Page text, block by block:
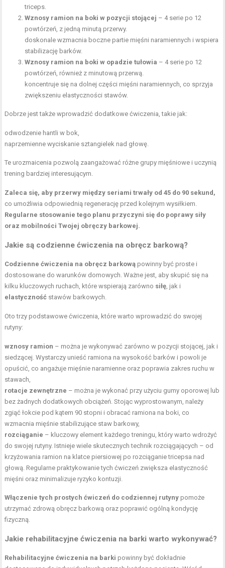
triceps.
Wznosy ramion na boki w pozycji stojącej – 4 serie po 12
powtórzeń, z jedną minutą przerwy.
doskonale wzmacnia boczne partie mięśni naramiennych i wspiera
stabilizację barków.
Wznosy ramion na boki w opadzie tułowia – 4 serie po 12
powtórzeń, również z minutową przerwą.
koncentruje się na dolnej części mięśni naramiennych, co sprzyja
zwiększeniu elastyczności stawów.
Dobrze jest także wprowadzić dodatkowe ćwiczenia, takie jak:
odwodzenie hantli w bok,
naprzemienne wyciskanie sztangielek nad głowę.
Te urozmaicenia pozwolą zaangażować różne grupy mięśniowe i uczynią
trening bardziej interesującym.
Zaleca się, aby przerwy między seriami trwały od 45 do 90 sekund,
co umożliwia odpowiednią regenerację przed kolejnym wysiłkiem.
Regularne stosowanie tego planu przyczyni się do poprawy siły
oraz mobilności Twojej obręczy barkowej.
Jakie są codzienne ćwiczenia na obręcz barkową?
Codzienne ćwiczenia na obręcz barkową powinny być proste i
dostosowane do warunków domowych. Ważne jest, aby skupić się na
kilku kluczowych ruchach, które wspierają zarówno siłę, jak i
elastyczność stawów barkowych.
Oto trzy podstawowe ćwiczenia, które warto wprowadzić do swojej
rutyny:
wznosy ramion – można je wykonywać zarówno w pozycji stojącej, jak i
siedzącej. Wystarczy unieść ramiona na wysokość barków i powoli je
opuścić, co angażuje mięśnie naramienne oraz poprawia zakres ruchu w
stawach,
rotacje zewnętrzne – można je wykonać przy użyciu gumy oporowej lub
bez żadnych dodatkowych obciążeń. Stojąc wyprostowanym, należy
zgiąć łokcie pod kątem 90 stopni i obracać ramiona na boki, co
wzmacnia mięśnie stabilizujące staw barkowy,
rozciąganie – kluczowy element każdego treningu, który warto wdrożyć
do swojej rutyny. Istnieje wiele skutecznych technik rozciągających – od
krzyżowania ramion na klatce piersiowej po rozciąganie tricepsa nad
głową. Regularne praktykowanie tych ćwiczeń zwiększa elastyczność
mięśni oraz minimalizuje ryzyko kontuzji.
Włączenie tych prostych ćwiczeń do codziennej rutyny pomoże
utrzymać zdrową obręcz barkową oraz poprawić ogólną kondycję
fizyczną.
Jakie rehabilitacyjne ćwiczenia na barki warto wykonywać?
Rehabilitacyjne ćwiczenia na barki powinny być dokładnie